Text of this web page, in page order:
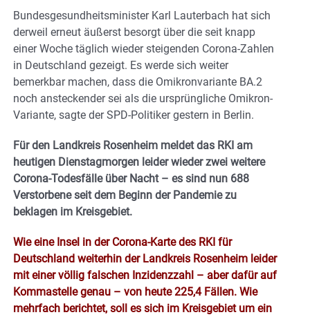
Bundesgesundheitsminister Karl Lauterbach hat sich
derweil erneut äußerst besorgt über die seit knapp
einer Woche täglich wieder steigenden Corona-Zahlen
in Deutschland gezeigt. Es werde sich weiter
bemerkbar machen, dass die Omikronvariante BA.2
noch ansteckender sei als die ursprüngliche Omikron-
Variante, sagte der SPD-Politiker gestern in Berlin.
Für den Landkreis Rosenheim meldet das RKI am
heutigen Dienstagmorgen leider wieder zwei weitere
Corona-Todesfälle über Nacht – es sind nun 688
Verstorbene seit dem Beginn der Pandemie zu
beklagen im Kreisgebiet.
Wie eine Insel in der Corona-Karte des RKI für
Deutschland weiterhin der Landkreis Rosenheim leider
mit einer völlig falschen Inzidenzzahl – aber dafür auf
Kommastelle genau – von heute 225,4 Fällen. Wie
mehrfach berichtet, soll es sich im Kreisgebiet um ein